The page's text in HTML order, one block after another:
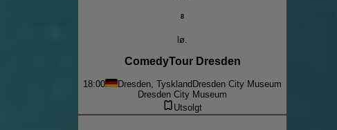
8
lø.
ComedyTour Dresden
18:00 Dresden, Tyskland Dresden City Museum
Dresden City Museum
Utsolgt